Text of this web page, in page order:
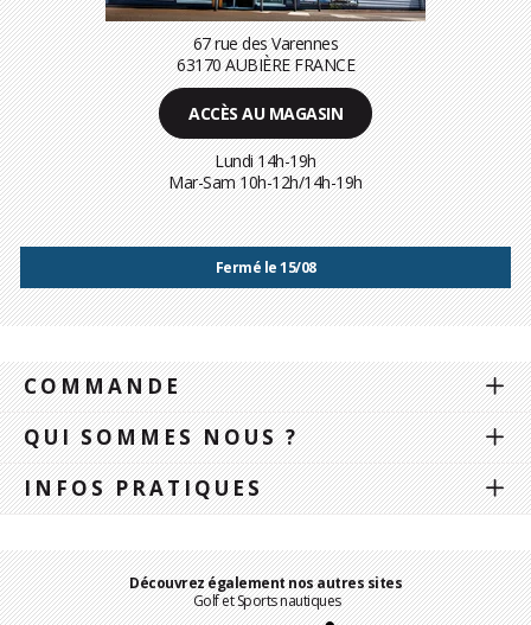
67 rue des Varennes
63170 AUBIÈRE FRANCE
ACCÈS AU MAGASIN
Lundi 14h-19h
Mar-Sam 10h-12h/14h-19h
Fermé le 15/08
COMMANDE
QUI SOMMES NOUS ?
INFOS PRATIQUES
Découvrez également nos autres sites
Golf et Sports nautiques